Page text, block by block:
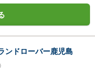
ンドローバー鹿児島